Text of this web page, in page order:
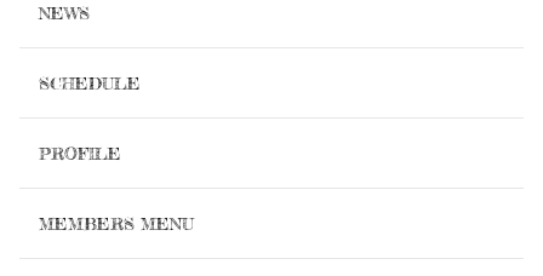
NEWS
SCHEDULE
PROFILE
MEMBERS MENU